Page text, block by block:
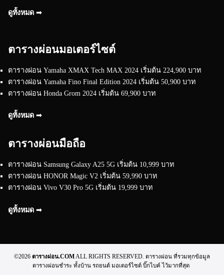
ดูทั้งหมด ➟
ตารางผ่อนมอเตอร์ไซต์
ตารางผ่อน Yamaha XMAX Tech MAX 2024 เริ่มต้น 224,900 บาท
ตารางผ่อน Yamaha Fino Final Edition 2024 เริ่มต้น 50,900 บาท
ตารางผ่อน Honda Grom 2024 เริ่มต้น 69,900 บาท
ดูทั้งหมด ➟
ตารางผ่อนมือถือ
ตารางผ่อน Samsung Galaxy A25 5G เริ่มต้น 10,999 บาท
ตารางผ่อน HONOR Magic V2 เริ่มต้น 59,990 บาท
ตารางผ่อน Vivo V30 Pro 5G เริ่มต้น 19,999 บาท
ดูทั้งหมด ➟
©2026 ตารางผ่อน.COM ALL RIGHTS RESERVED. ตารางผ่อน ที่รวมทุกข้อมูล
ตารางผ่อนชำระ ทั้งบ้าน รถยนต์ มอเตอร์ไซต์ บิ๊กไบค์ ไว้มากที่สุด